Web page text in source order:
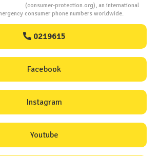
(consumer-protection.org), an international
consumer phone numbers worldwide.
0219615
Facebook
Instagram
Youtube